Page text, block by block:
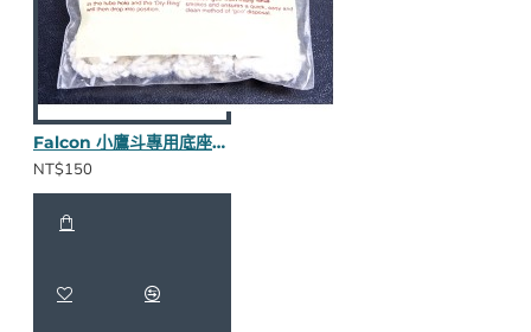
Falcon 小鷹斗專用底座棉圈
NT$150